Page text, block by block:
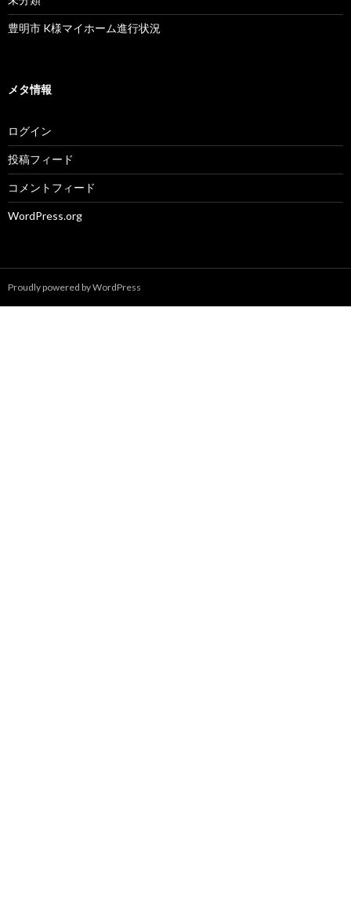
豊明市 K様マイホーム進行状況
メタ情報
ログイン
投稿フィード
コメントフィード
WordPress.org
Proudly powered by WordPress